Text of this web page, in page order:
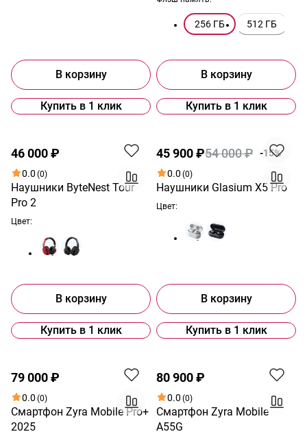
В корзину
Купить в 1 клик
256 ГБ 512 ГБ
В корзину
Купить в 1 клик
46 000 ₽
0.0 (0)
Наушники ByteNest Tour
Pro 2
Цвет:
В корзину
Купить в 1 клик
Акция
45 900 ₽54 000 ₽
-15%
0.0 (0)
Наушники Glasium X5 Pro
Цвет:
В корзину
Купить в 1 клик
Хит
79 000 ₽
0.0 (0)
Смартфон Zyra Mobile Pro+
2025
Хит
80 900 ₽
0.0 (0)
Смартфон Zyra Mobile
A55G